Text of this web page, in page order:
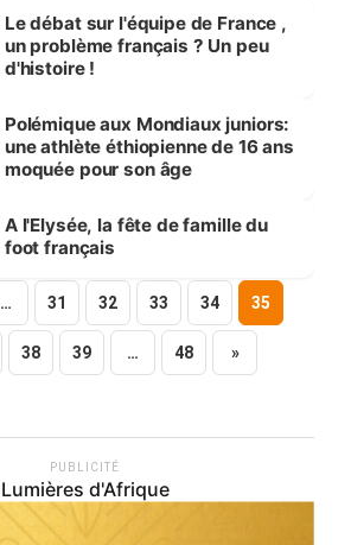
Le débat sur l'équipe de France ,
un problème français ? Un peu
d'histoire !
Polémique aux Mondiaux juniors:
une athlète éthiopienne de 16 ans
moquée pour son âge
A l'Elysée, la fête de famille du
foot français
… 31 32 33 34 35
38 39 … 48 »
PUBLICITÉ
Lumières d'Afrique